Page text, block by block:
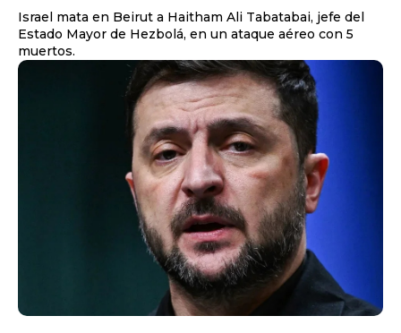
Israel mata en Beirut a Haitham Ali Tabatabai, jefe del
Estado Mayor de Hezbolá, en un ataque aéreo con 5
muertos.